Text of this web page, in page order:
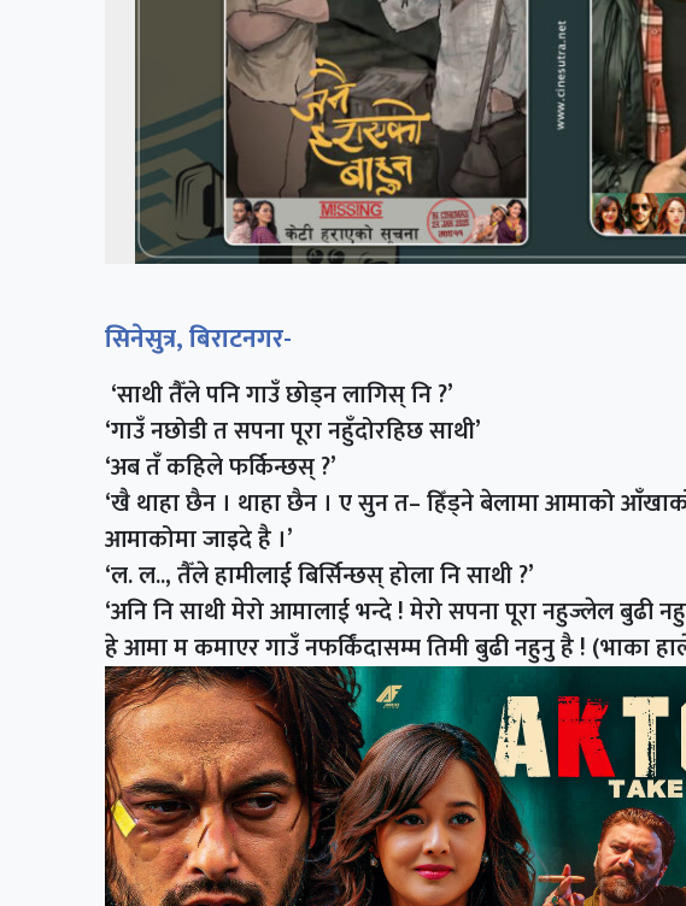
सिनेसुत्र, बिराटनगर-
‘साथी तैँले पनि गाउँ छोड्न लागिस् नि ?’
‘गाउँ नछोडी त सपना पूरा नहुँदोरहिछ साथी’
‘अब तँ कहिले फर्किन्छस् ?’
‘खै थाहा छैन । थाहा छैन । ए सुन त– हिँड्ने बेलामा आमाको
आमाकोमा जाइदे है ।’
‘ल. ल.., तैँले हामीलाई बिर्सिन्छस् होला नि साथी ?’
‘अनि नि साथी मेरो आमालाई भन्दे ! मेरो सपना पूरा नहुज्लेल बुढी
हे आमा म कमाएर गाउँ नफर्किंदासम्म तिमी बुढी नहुनु है ! (भाका